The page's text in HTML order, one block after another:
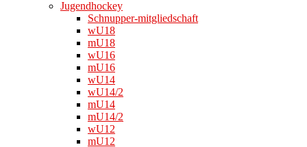
Jugendhockey
Schnupper-mitgliedschaft
wU18
mU18
wU16
mU16
wU14
wU14/2
mU14
mU14/2
wU12
mU12